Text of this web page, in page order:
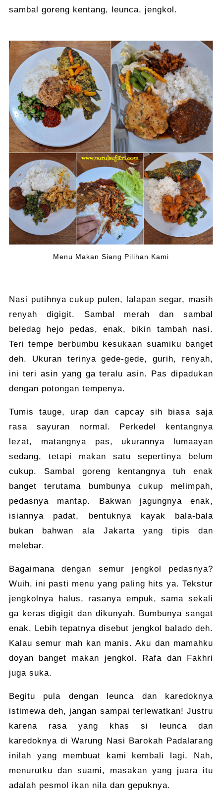
sambal goreng kentang, leunca, jengkol.
Menu Makan Siang Pilihan Kami
Nasi putihnya cukup pulen, lalapan segar, masih
renyah digigit. Sambal merah dan sambal
beledag hejo pedas, enak, bikin tambah nasi.
Teri tempe berbumbu kesukaan suamiku banget
deh. Ukuran terinya gede-gede, gurih, renyah,
ini teri asin yang ga teralu asin. Pas dipadukan
dengan potongan tempenya.
Tumis tauge, urap dan capcay sih biasa saja
rasa sayuran normal. Perkedel kentangnya
lezat, matangnya pas, ukurannya lumaayan
sedang, tetapi makan satu sepertinya belum
cukup. Sambal goreng kentangnya tuh enak
banget terutama bumbunya cukup melimpah,
pedasnya mantap. Bakwan jagungnya enak,
isiannya padat, bentuknya kayak bala-bala
bukan bahwan ala Jakarta yang tipis dan
melebar.
Bagaimana dengan semur jengkol pedasnya?
Wuih, ini pasti menu yang paling hits ya. Tekstur
jengkolnya halus, rasanya empuk, sama sekali
ga keras digigit dan dikunyah. Bumbunya sangat
enak. Lebih tepatnya disebut jengkol balado deh.
Kalau semur mah kan manis. Aku dan mamahku
doyan banget makan jengkol. Rafa dan Fakhri
juga suka.
Begitu pula dengan leunca dan karedoknya
istimewa deh, jangan sampai terlewatkan! Justru
karena rasa yang khas si leunca dan
karedoknya di Warung Nasi Barokah Padalarang
inilah yang membuat kami kembali lagi. Nah,
menurutku dan suami, masakan yang juara itu
adalah pesmol ikan nila dan gepuknya.